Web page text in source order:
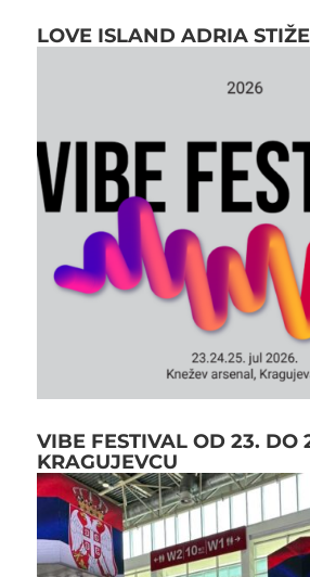
LOVE ISLAND ADRIA
VIBE FESTIVAL OD 23. DO
KRAGUJEVCU